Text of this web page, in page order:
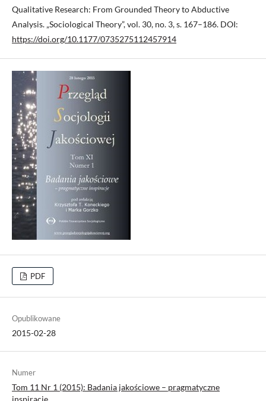
Qualitative Research: From Grounded Theory to Abductive
Analysis. „Sociological Theory”, vol. 30, no. 3, s. 167–186. DOI:
https://doi.org/10.1177/0735275112457914
PDF
Opublikowane
2015-02-28
Numer
Tom 11 Nr 1 (2015): Badania jakościowe – pragmatyczne
inspiracje